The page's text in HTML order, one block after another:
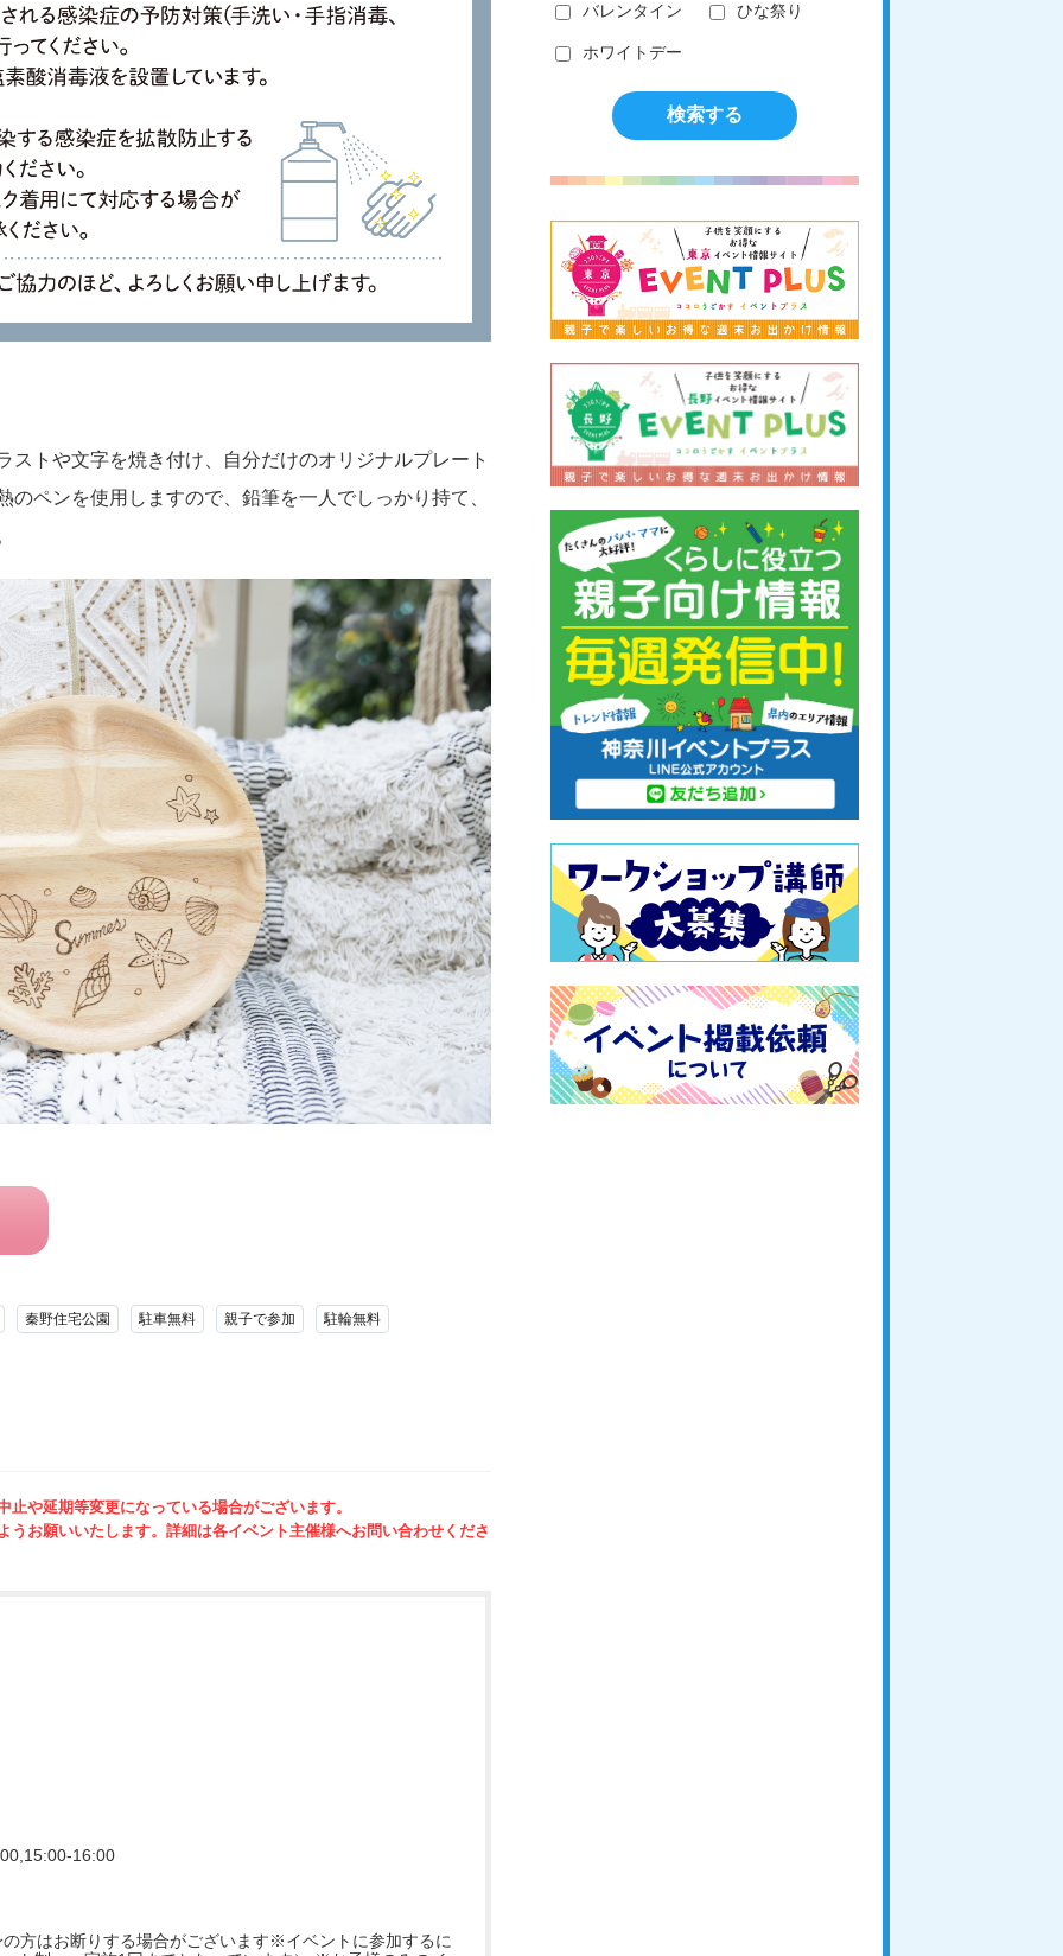
ストや文字を焼き付け、自分だけのオリジナルプレート
ペンを使用しますので、鉛筆を一人でしっかり持て、
秦野住宅公園 駐車無料 親子で参加 駐輪無料
や延期等変更になっている場合がございます。
うお願いいたします。詳細は各イベント主催様へお問い合わせくださ
16:00
方はお断りする場合がございます※イベントに参加するに
バレンタイン ひな祭り
ホワイトデー